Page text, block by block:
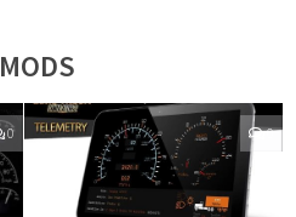
MODS
0 0